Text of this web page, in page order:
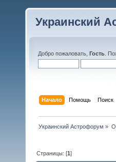
Украинский
Добро пожаловать, Гость .
Начало Помощь Поиск
Украинский Астрофорум »
Страницы: [1]